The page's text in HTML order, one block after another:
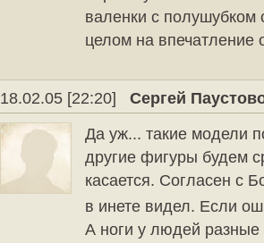
валенки с полушубком
целом на впечатление
18.02.05 [22:20]
Сергей
Да уж... такие модели
другие фигуры будем
касается. Согласен с
в инете видел. Если
А ноги у людей разные